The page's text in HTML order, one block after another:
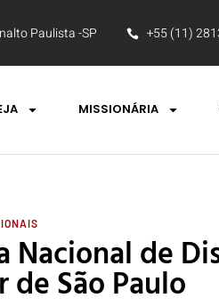
Paulista -SP +55 (11)
MISSIONÁRIA
Nacional de
São Paulo